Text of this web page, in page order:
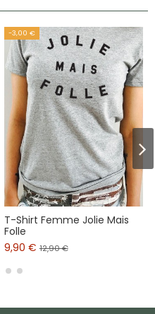
-3,00 €
T-Shirt Femme Jolie Mais
Folle
9,90 €12,90 €